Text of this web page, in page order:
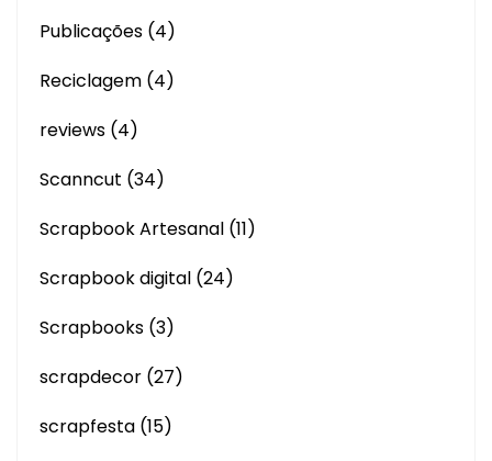
Publicações (4)
Reciclagem (4)
reviews (4)
Scanncut (34)
Scrapbook Artesanal (11)
Scrapbook digital (24)
Scrapbooks (3)
scrapdecor (27)
scrapfesta (15)